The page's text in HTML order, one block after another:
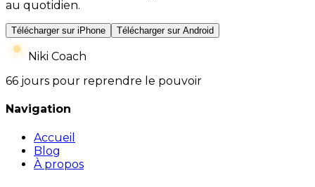
au quotidien.
Télécharger sur iPhone Télécharger sur Android
Niki Coach
66 jours pour reprendre le pouvoir
Navigation
Accueil
Blog
À propos